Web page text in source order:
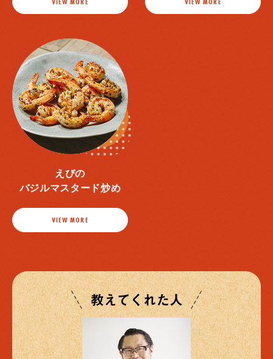
VIEW MORE VIEW MORE
えびの
バジルマスタード炒め
VIEW MORE